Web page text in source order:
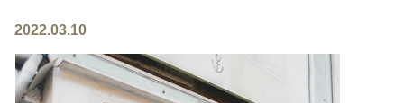
書房集
日記簿
餐桌週記
2022.03.10